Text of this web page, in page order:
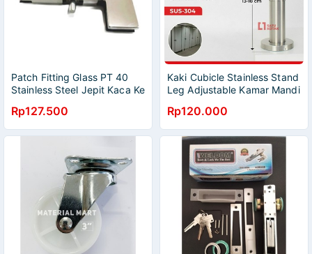
Patch Fitting Glass PT 40
Stainless Steel Jepit Kaca Ke
Rp127.500
Kaki Cubicle Stainless Stand
Leg Adjustable Kamar Mandi
Rp120.000